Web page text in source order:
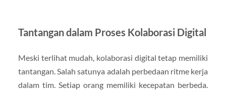
Tantangan dalam Proses Kolaborasi Digital
Meski terlihat mudah, kolaborasi digital tetap memiliki
tantangan. Salah satunya adalah perbedaan ritme kerja
dalam tim. Setiap orang memiliki kecepatan berbeda.